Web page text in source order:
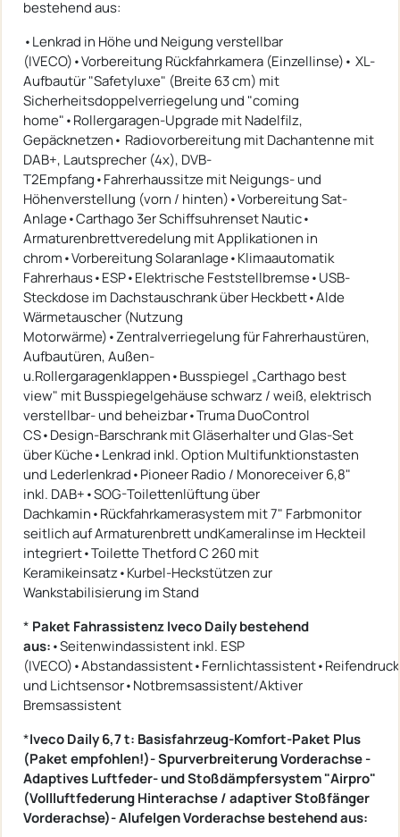
bestehend aus:
•Lenkrad in Höhe und Neigung verstellbar
(IVECO)•Vorbereitung Rückfahrkamera (Einzellinse)• XL-
Aufbautür "Safetyluxe" (Breite 63 cm) mit
Sicherheitsdoppelverriegelung und "coming
home"•Rollergaragen-Upgrade mit Nadelfilz,
Gepäcknetzen• Radiovorbereitung mit Dachantenne mit
DAB+, Lautsprecher (4x), DVB-
T2Empfang•Fahrerhaussitze mit Neigungs- und
Höhenverstellung (vorn / hinten)•Vorbereitung Sat-
Anlage•Carthago 3er Schiffsuhrenset Nautic•
Armaturenbrettveredelung mit Applikationen in
chrom•Vorbereitung Solaranlage•Klimaautomatik
Fahrerhaus•ESP•Elektrische Feststellbremse•USB-
Steckdose im Dachstauschrank über Heckbett•Alde
Wärmetauscher (Nutzung
Motorwärme)•Zentralverriegelung für Fahrerhaustüren,
Aufbautüren, Außen-
u.Rollergaragenklappen•Busspiegel „Carthago best
view" mit Busspiegelgehäuse schwarz / weiß, elektrisch
verstellbar- und beheizbar•Truma DuoControl
CS•Design-Barschrank mit Gläserhalter und Glas-Set
über Küche•Lenkrad inkl. Option Multifunktionstasten
und Lederlenkrad•Pioneer Radio / Monoreceiver 6,8"
inkl. DAB+•SOG-Toilettenlüftung über
Dachkamin•Rückfahrkamerasystem mit 7" Farbmonitor
seitlich auf Armaturenbrett undKameralinse im Heckteil
integriert•Toilette Thetford C 260 mit
Keramikeinsatz•Kurbel-Heckstützen zur
Wankstabilisierung im Stand
* Paket Fahrassistenz Iveco Daily bestehend
aus:•Seitenwindassistent inkl. ESP
und Lichtsensor•Notbremsassistent/Aktiver
Bremsassistent
*Iveco Daily 6,7 t: Basisfahrzeug-Komfort-Paket Plus
(Paket empfohlen!)-Spurverbreiterung Vorderachse -
Adaptives Luftfeder- und Stoßdämpfersystem"Airpro"
(Vollluftfederung Hinterachse / adaptiver Stoßfänger
Vorderachse)-Alufelgen Vorderachsebestehend aus: